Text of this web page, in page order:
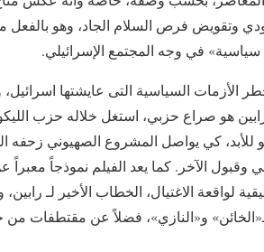
وتقويض فرص السلام الجاد، وهو
سياسية» في وجه المجتمع الإسرائيلي.
الأزمات السياسية التى عايشتها اسرائيل،
هو صراع حزبي، استغل خلاله حزب
للأبد، كي يواصل المشروع الصهيوني
وقبول الآخر. كما يعد الفيلم نموذجاً معبراً
لواقعة الاغتيال، الخطاب الأخير لـ
و«النازي»، فضلاً عن مقتطفات من